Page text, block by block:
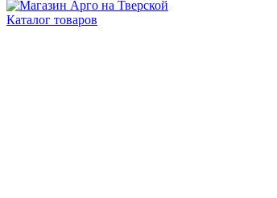
Каталог товаров